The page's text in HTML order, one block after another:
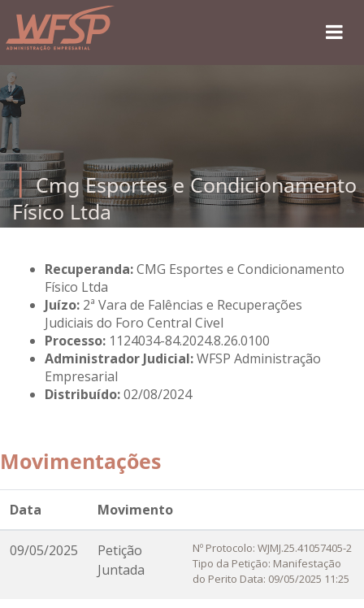
Cmg Esportes e Condicionamento
Físico Ltda
Recuperanda:CMG Esportes e Condicionamento
Físico Ltda
Juízo: 2ª Vara de Falências e Recuperações
Judiciais do Foro Central Civel
Processo: 1124034-84.2024.8.26.0100
Administrador Judicial:WFSP Administração
Empresarial
Distribuído:02/08/2024
Movimentações
Data Movimento
09/05/2025
Petição
Juntada
Nº Protocolo: WJMJ.25.41057405-2
Tipo da Petição: Manifestação
do Perito Data: 09/05/2025 11:25